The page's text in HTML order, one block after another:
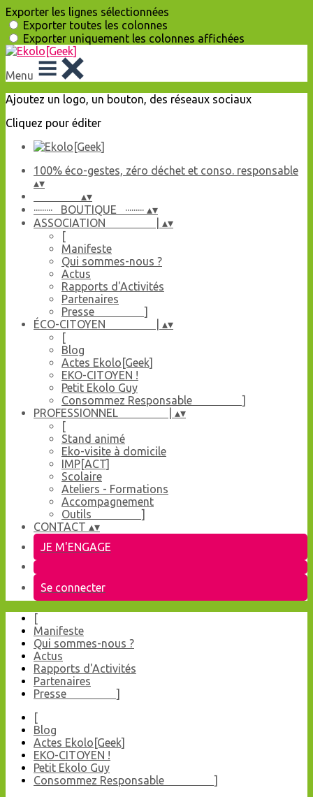
Exporter les lignes sélectionnées
Exporter toutes les colonnes
Exporter uniquement les colonnes affichées
Menu
Ajoutez un logo, un bouton, des réseaux sociaux
Cliquez pour éditer
100% éco-gestes, zéro déchet et conso. responsable
▴▾
▴▾
········· BOUTIQUE ········· ▴▾
ASSOCIATION | ▴▾
[
Manifeste
Qui sommes-nous ?
Actus
Rapports d'Activités
Partenaires
Presse ]
ÉCO-CITOYEN | ▴▾
[
Blog
Actes Ekolo[Geek]
EKO-CITOYEN !
Petit Ekolo Guy
Consommez Responsable ]
PROFESSIONNEL | ▴▾
[
Stand animé
Eko-visite à domicile
IMP[ACT]
Scolaire
Ateliers - Formations
Accompagnement
Outils ]
CONTACT ▴▾
JE M'ENGAGE
Se connecter
[
Manifeste
Qui sommes-nous ?
Actus
Rapports d'Activités
Partenaires
Presse ]
[
Blog
Actes Ekolo[Geek]
EKO-CITOYEN !
Petit Ekolo Guy
Consommez Responsable ]